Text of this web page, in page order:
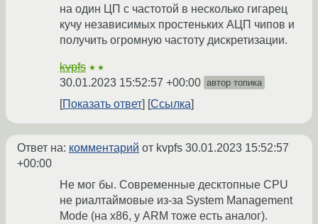
на один ЦП с частотой в несколько гигарец
кучу независимых простеньких АЦП чипов и
получить огромную частоту дискретизации.
kvpfs ★★
30.01.2023 15:52:57 +00:00 автор топика
Показать ответ Ссылка
Ответ на: комментарий от kvpfs 30.01.2023 15:52:57
+00:00
Не мог бы. Современные десктопные CPU
не риалтаймовые из-за System Management
Mode (на x86, у ARM тоже есть аналог).